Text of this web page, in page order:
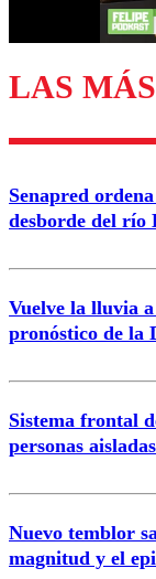
LAS
Senapred
desborde del río
Vuelve la lluvia
pronóstico de la
Sistema frontal
personas
Nuevo temblor
magnitud y el